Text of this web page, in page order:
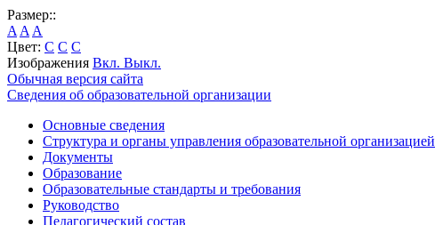
Размер::
A A A
Цвет: C C C
Изображения Вкл. Выкл.
Обычная версия сайта
Сведения об образовательной организации
Основные сведения
Структура и органы управления образовательной организацией
Документы
Образование
Образовательные стандарты и требования
Руководство
Педагогический состав